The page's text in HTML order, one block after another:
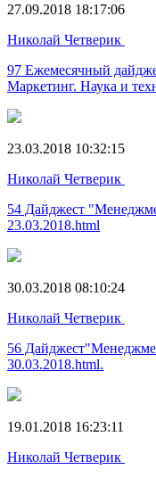
27.09.2018 18:17:06
Николай Четверик
97 Ежемесячный
Маркетинг. Наука и
23.03.2018 10:32:15
Николай Четверик
54 Дайджест
23.03.2018.html
30.03.2018 08:10:24
Николай Четверик
56
30.03.2018.html.
19.01.2018 16:23:11
Николай Четверик